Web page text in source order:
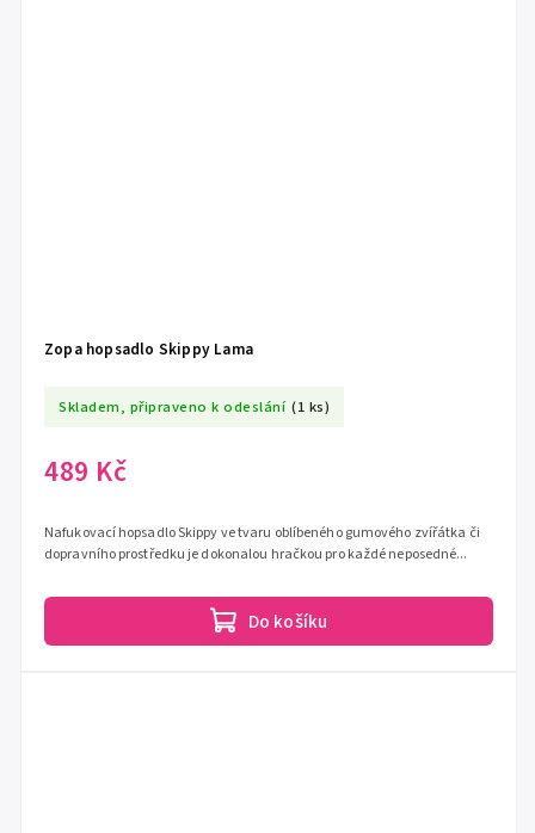
Zopa hopsadlo Skippy Lama
Skladem, připraveno k odeslání (1 ks)
489 Kč
Do košíku
Nafukovací hopsadlo Skippy ve tvaru oblíbeného gumového zvířátka či
dopravního prostředku je dokonalou hračkou pro každé neposedné...